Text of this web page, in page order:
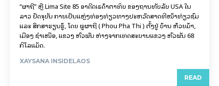
“ຜາຖີ່” ຫຼື Lima Site 85 ອາດີດເຣດ້າຕາທິບ ຂອງຖານທັບລັບ USA ໃນ
ລາວ ປັດຈຸບັນ ກາຍເປັນແຫຼ່ງທ່ອງທ່ຽວທາງປະຫວັດສາດທີ່ໜ້າທ່ຽວຊົມ
ແລະ ສຶກສາຮຽນຮູ້, ໂດຍ ພູຜາຖີ່ ( Phou Pha Thi ) ຕັ້ງຢູ່ ບ້ານ ຫ້ວຍມ້າ,
ເມືອງ ຊໍາເໜືອ, ແຂວງ ຫົວພັນ ຫ່າງຈາກເທດສະບານແຂວງ ຫົວພັນ 68
ກິ​ໂລ​ແມັດ.
XAYSANA INSIDELAOS
READ